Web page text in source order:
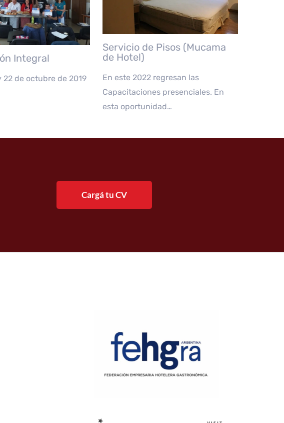
Integral
22 de octubre de 2019
Servicio de Pisos (Mucama
de Hotel)
En este 2022 regresan las
Capacitaciones presenciales. En
esta oportunidad…
Cargá tu CV